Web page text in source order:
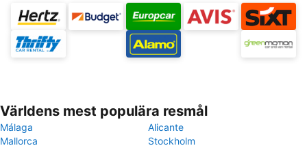
Världens mest populära resmål
Málaga
Alicante
Mallorca
Stockholm